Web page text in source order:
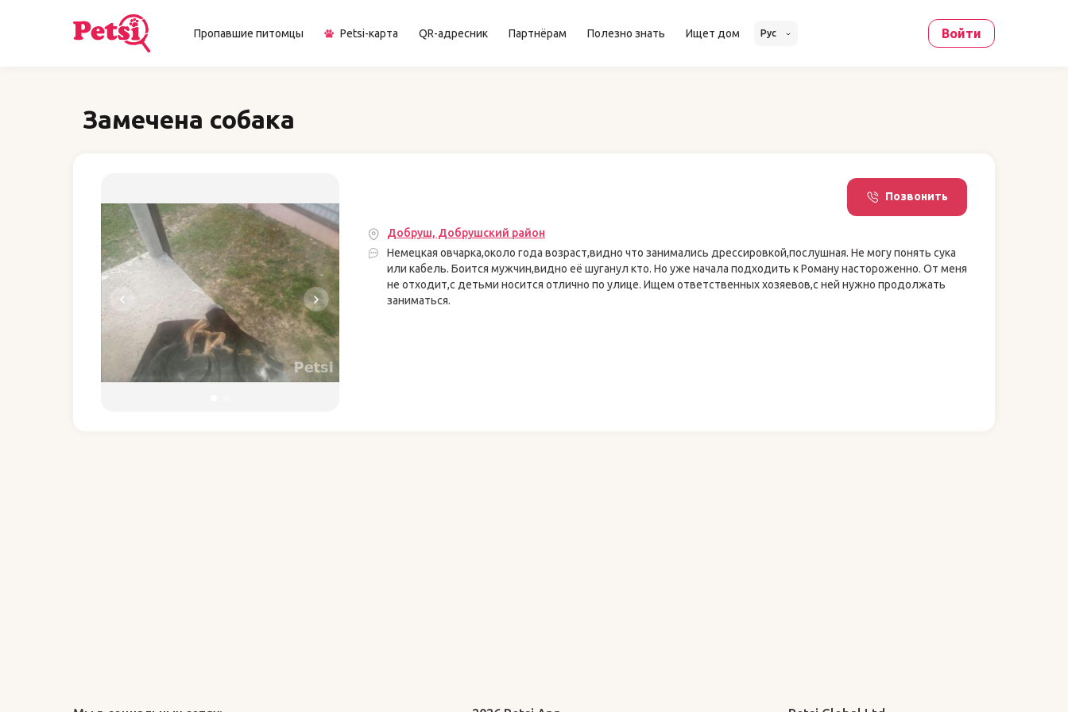
Пропавшие питомцы Petsi-карта QR-адресник Партнёрам Полезно знать Ищет дом Рус Войти
Замечена собака
Позвонить
Добруш, Добрушский район
Немецкая овчарка,около года возраст,видно что занимались дрессировкой,послушная. Не могу понять сука
или кабель. Боится мужчин,видно её шуганул кто. Но уже начала подходить к Роману настороженно. От меня
не отходит,с детьми носится отлично по улице. Ищем ответственных хозяевов,с ней нужно продолжать
заниматься.